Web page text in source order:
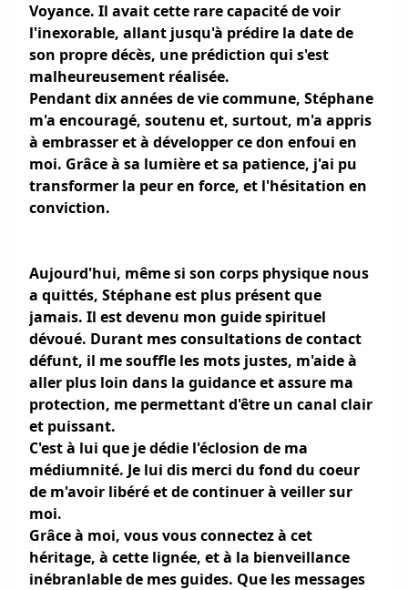
Voyance. Il avait cette rare capacité de voir
l'inexorable, allant jusqu'à prédire la date de
son propre décès, une prédiction qui s'est
malheureusement réalisée.
Pendant dix années de vie commune, Stéphane
m'a encouragé, soutenu et, surtout, m'a appris
à embrasser et à développer ce don enfoui en
moi. Grâce à sa lumière et sa patience, j'ai pu
transformer la peur en force, et l'hésitation en
conviction.
Aujourd'hui, même si son corps physique nous
a quittés, Stéphane est plus présent que
jamais. Il est devenu mon guide spirituel
dévoué. Durant mes consultations de contact
défunt, il me souffle les mots justes, m'aide à
aller plus loin dans la guidance et assure ma
protection, me permettant d'être un canal clair
et puissant.
C'est à lui que je dédie l'éclosion de ma
médiumnité. Je lui dis merci du fond du coeur
de m'avoir libéré et de continuer à veiller sur
moi.
Grâce à moi, vous vous connectez à cet
héritage, à cette lignée, et à la bienveillance
inébranlable de mes guides. Que les messages